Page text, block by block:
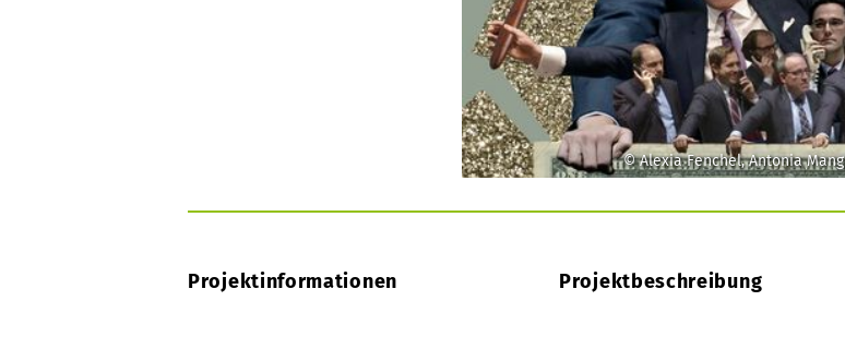
© Alexia Fenchel, Antonia Mang
Projektinformationen Projektbeschreibung